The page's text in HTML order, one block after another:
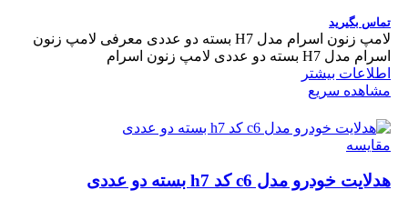
تماس بگیرید
لامپ زنون اسرام مدل H7 بسته دو عددی معرفی لامپ زنون
اسرام مدل H7 بسته دو عددی لامپ زنون اسرام
اطلاعات بیشتر
مشاهده سریع
مقایسه
هدلایت خودرو مدل c6 کد h7 بسته دو عددی